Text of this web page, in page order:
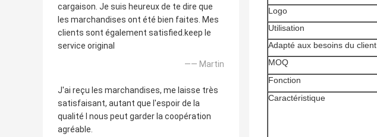
cargaison. Je suis heureux de te dire que
les marchandises ont été bien faites. Mes
clients sont également satisfied.keep le
service original
—— Martin
J'ai reçu les marchandises, me laisse très
satisfaisant, autant que l'espoir de la
qualité I nous peut garder la coopération
agréable.
Logo
Utilisation
Adapté aux besoins du client
MOQ
Fonction
Caractéristique